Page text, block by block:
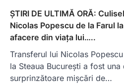
ȘTIRI DE ULTIMĂ ORĂ:
Nicolas Popescu de la Farul
afacere din viața lui…..
Transferul lui Nicolas
la Steaua București a fost
surprinzătoare mișcări de…